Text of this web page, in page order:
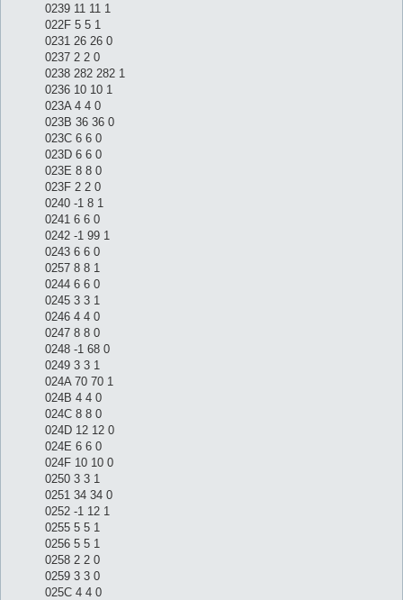
0239 11 11 1
022F 5 5 1
0231 26 26 0
0237 2 2 0
0238 282 282 1
0236 10 10 1
023A 4 4 0
023B 36 36 0
023C 6 6 0
023D 6 6 0
023E 8 8 0
023F 2 2 0
0240 -1 8 1
0241 6 6 0
0242 -1 99 1
0243 6 6 0
0257 8 8 1
0244 6 6 0
0245 3 3 1
0246 4 4 0
0247 8 8 0
0248 -1 68 0
0249 3 3 1
024A 70 70 1
024B 4 4 0
024C 8 8 0
024D 12 12 0
024E 6 6 0
024F 10 10 0
0250 3 3 1
0251 34 34 0
0252 -1 12 1
0255 5 5 1
0256 5 5 1
0258 2 2 0
0259 3 3 0
025C 4 4 0